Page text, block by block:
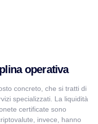
operativa
concreto, che si tratti di
specializzati. La liquidità
certificate sono
invece, hanno